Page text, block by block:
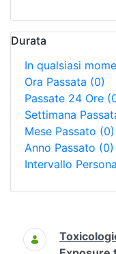
Durata
In qualsiasi
Ora Passata (0)
Passate 24 Ore
Settimana
Mese Passato (0)
Anno Passato (0)
Intervallo
Ricerca